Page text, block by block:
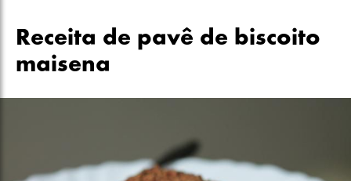
Receita de pavê de biscoito
maisena